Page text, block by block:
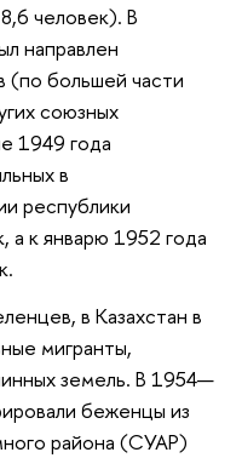
человек). В
направлен
(по большей части
союзных
1949 года
в
республики
а к январю 1952 года
в Казахстан в
мигранты,
земель. В 1954—
беженцы из
района (СУАР)